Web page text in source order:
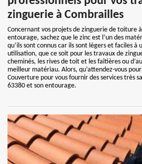
zinguerie à Combrailles
Concernant vos projets de zinguerie de toiture
entourage, sachez que le zinc est l’un des
qu’ils sont connus car ils sont légers et faciles à
utilisation, que ce soit pour les travaux de
cheminés, les rives de toit et les faîtières ou
meilleur matériau. Alors, qu’attendez-vous
Couverture pour vous fournir des services très
63380 et son entourage.